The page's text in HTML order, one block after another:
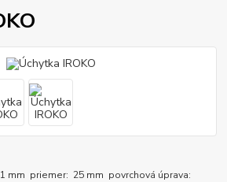
mm priemer: 25 mm povrchová úprava: